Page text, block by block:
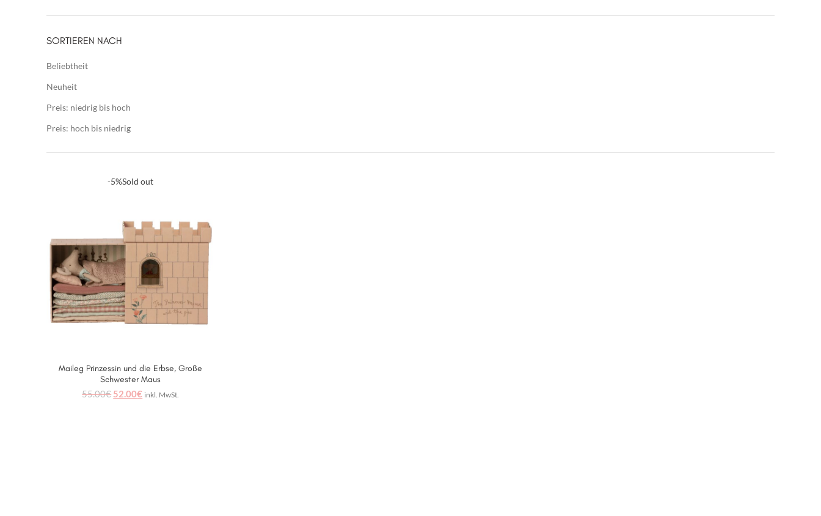
SORTIEREN NACH
Beliebtheit
Neuheit
Preis: niedrig bis hoch
Preis: hoch bis niedrig
-5%Sold out
WEITERLESEN
Maileg Prinzessin und die Erbse, Große
Schwester Maus
55.00€ 52.00€ inkl. MwSt.